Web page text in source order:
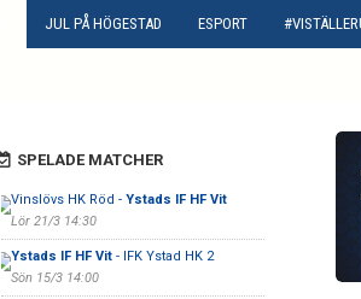
JUL PÅ HÖGESTAD ESPORT
SPELADE MATCHER
Vinslövs HK Röd - Ystads IF HF Vit
Lör 21/3 14:30
Ystads IF HF Vit- IFK Ystad HK 2
Sön 15/3 14:00